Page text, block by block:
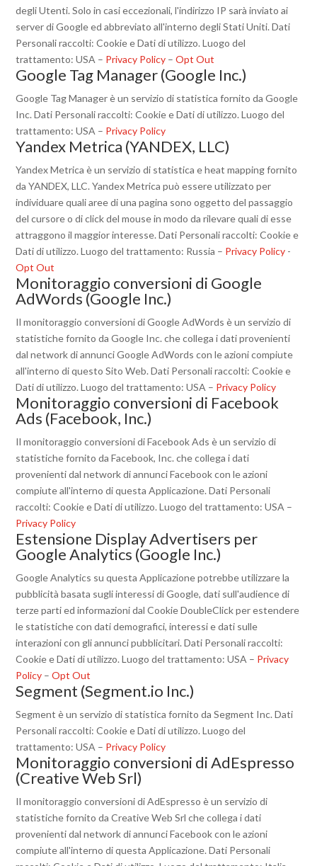
degli Utenti. Solo in casi eccezionali, l'indirizzo IP sarà inviato ai
server di Google ed abbreviato all'interno degli Stati Uniti. Dati
Personali raccolti: Cookie e Dati di utilizzo. Luogo del
trattamento: USA – Privacy Policy –Opt Out
Google Tag Manager (Google Inc.)
Google Tag Manager è un servizio di statistica fornito da Google
Inc. Dati Personali raccolti: Cookie e Dati di utilizzo. Luogo del
trattamento: USA – Privacy Policy
Yandex Metrica (YANDEX, LLC)
Yandex Metrica è un servizio di statistica e heat mapping fornito
da YANDEX, LLC. Yandex Metrica può essere utilizzato per
individuare quali aree di una pagina sono oggetto del passaggio
del cursore o di click del mouse in modo da rilevare quali di esse
attraggono il maggior interesse. Dati Personali raccolti: Cookie e
Dati di utilizzo. Luogo del trattamento: Russia – Privacy Policy -
Opt Out
Monitoraggio conversioni di Google
AdWords (Google Inc.)
Il monitoraggio conversioni di Google AdWords è un servizio di
statistiche fornito da Google Inc. che collega i dati provenienti
dal network di annunci Google AdWords con le azioni compiute
all'interno di questo Sito Web. Dati Personali raccolti: Cookie e
Dati di utilizzo. Luogo del trattamento: USA – Privacy Policy
Monitoraggio conversioni di Facebook
Ads (Facebook, Inc.)
Il monitoraggio conversioni di Facebook Ads è un servizio di
statistiche fornito da Facebook, Inc. che collega i dati
provenienti dal network di annunci Facebook con le azioni
compiute all'interno di questa Applicazione. Dati Personali
raccolti: Cookie e Dati di utilizzo. Luogo del trattamento: USA –
Privacy Policy
Estensione Display Advertisers per
Google Analytics (Google Inc.)
Google Analytics su questa Applicazione potrebbe utilizzare la
pubblicità basata sugli interessi di Google, dati sull'audience di
terze parti ed informazioni dal Cookie DoubleClick per estendere
le statistiche con dati demografici, interessi e dati sulle
interazioni con gli annunci pubblicitari. Dati Personali raccolti:
Cookie e Dati di utilizzo. Luogo del trattamento: USA – Privacy
Policy – Opt Out
Segment (Segment.io Inc.)
Segment è un servizio di statistica fornito da Segment Inc. Dati
Personali raccolti: Cookie e Dati di utilizzo. Luogo del
trattamento: USA – Privacy Policy
Monitoraggio conversioni di AdEspresso
(Creative Web Srl)
Il monitoraggio conversioni di AdEspresso è un servizio di
statistiche fornito da Creative Web Srl che collega i dati
provenienti dal network di annunci Facebook con le azioni
compiute all'interno di questa Applicazione. Dati Personali